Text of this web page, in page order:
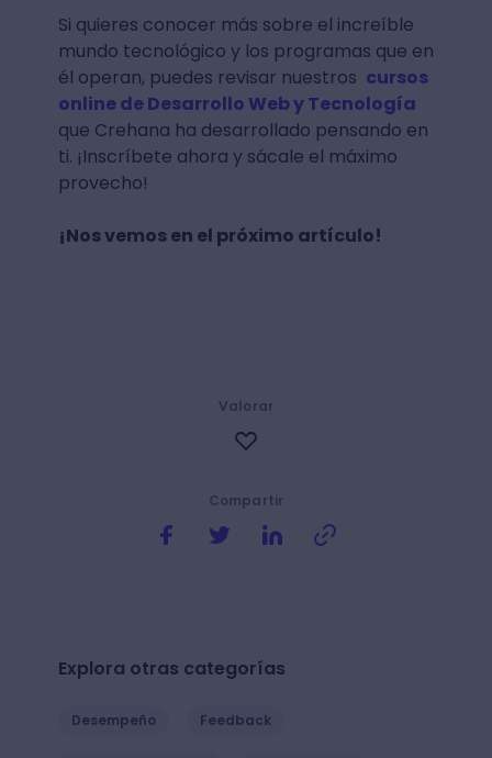
Si quieres conocer más sobre el increíble
mundo tecnológico y los programas que en
él operan, puedes revisar nuestros cursos
online de Desarrollo Web y Tecnología
que Crehana ha desarrollado pensando en
ti. ¡Inscríbete ahora y sácale el máximo
provecho!
¡Nos vemos en el próximo artículo!
Compartir
Valorar
Explora otras categorías
Desempeño Feedback